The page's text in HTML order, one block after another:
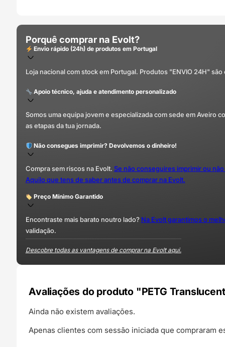
Porquê comprar na Evolt?
Envio rápido (24h) de produtos em Portugal
Loja nacional com stock em Portugal. Produtos "ENVIO 24H"
Apoio técnico, ajuda e atendimento personalizado
Somos uma equipa jovem e especializada com sede em Aveiro
as etapas da tua jornada.
Não consegues imprimir? Devolvemos o dinheiro!
Compra sem riscos na Evolt. Se não conseguires imprimir ou
Aquilo que tens de saber antes de comprar na Evolt.
Preço Mínimo Garantido
Encontraste mais barato noutro lado? Na Evolt garantimos o
validação.
Descobre todas as vantagens de comprar na Evolt aqui.
Avaliações do produto "PETG
Ainda não existem avaliações.
Apenas clientes com sessão iniciada que compraram